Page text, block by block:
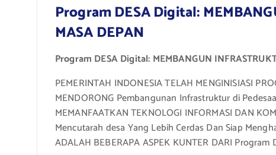
Program DESA Digital:
MASA DEPAN
Program DESA Digital: MEMBANGUN
PEMERINTAH INDONESIA TELAH MENGINISIASI
MENDORONG Pembangunan Infrastruktur di
MEMANFAATKAN TEKNOLOGI INFORMASI DAN
Mencutarah desa Yang Lebih Cerdas Dan Siap
ADALAH BEBERAPA ASPEK KUNTER DARI Program